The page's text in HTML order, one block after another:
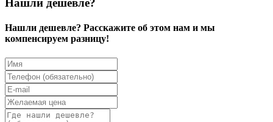
Нашли дешевле?
Нашли дешевле? Расскажите об этом нам и мы
компенсируем разницу!